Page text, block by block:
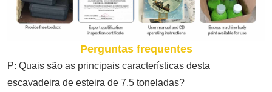
Perguntas frequentes
P: Quais são as principais características desta
escavadeira de esteira de 7,5 toneladas?